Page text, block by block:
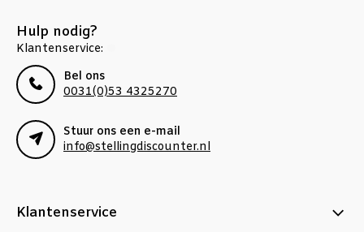
Hulp nodig?
Klantenservice:
Bel ons
0031(0)53 4325270
Stuur ons een e-mail
info@stellingdiscounter.nl
Klantenservice